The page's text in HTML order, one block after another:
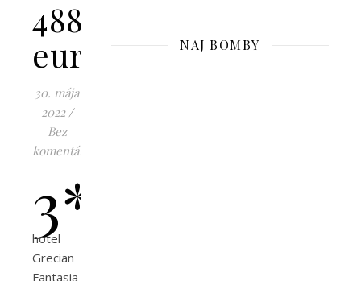
488
eur
30. mája
2022 /
Bez
komentárov
3*
hotel
Grecian
Fantasia
NAJ BOMBY